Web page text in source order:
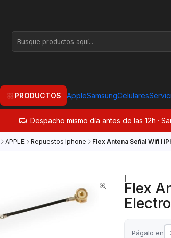
PRODUCTOS AppleSamsungCelulares
Despacho mismo día antes de las 12h ·
APPLE Repuestos Iphone Flex Antena Señal Wifi I
Flex
Págalo en